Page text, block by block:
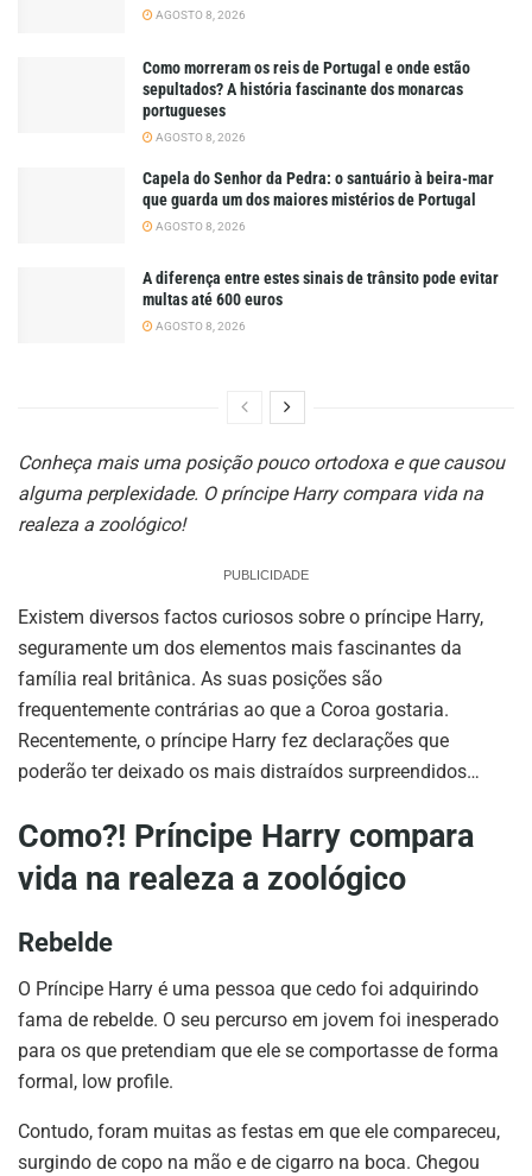
AGOSTO 8, 2026
Como morreram os reis de Portugal e onde estão
sepultados? A história fascinante dos monarcas
portugueses
AGOSTO 8, 2026
Capela do Senhor da Pedra: o santuário à beira-mar
que guarda um dos maiores mistérios de Portugal
AGOSTO 8, 2026
A diferença entre estes sinais de trânsito pode evitar
multas até 600 euros
AGOSTO 8, 2026
Conheça mais uma posição pouco ortodoxa e que causou
alguma perplexidade. O príncipe Harry compara vida na
realeza a zoológico!
PUBLICIDADE
Existem diversos factos curiosos sobre o príncipe Harry,
seguramente um dos elementos mais fascinantes da
família real britânica. As suas posições são
frequentemente contrárias ao que a Coroa gostaria.
Recentemente, o príncipe Harry fez declarações que
poderão ter deixado os mais distraídos surpreendidos…
Como?! Príncipe Harry compara
vida na realeza a zoológico
Rebelde
O Príncipe Harry é uma pessoa que cedo foi adquirindo
fama de rebelde. O seu percurso em jovem foi inesperado
para os que pretendiam que ele se comportasse de forma
formal, low profile.
Contudo, foram muitas as festas em que ele compareceu,
surgindo de copo na mão e de cigarro na boca. Chegou